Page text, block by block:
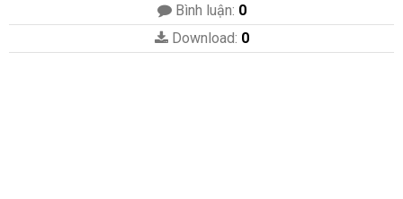
Bình luận: 0
Download: 0